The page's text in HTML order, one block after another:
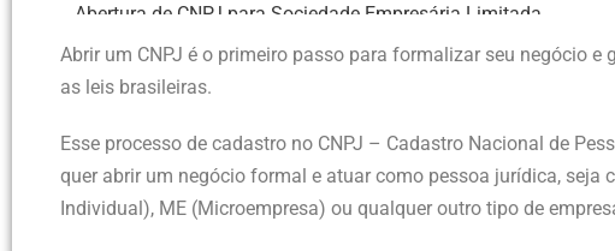
Abertura de CNPJ para Sociedade Empresária Limitada
Como abrir um CNPJ para Empresário Individual
O que fazer com CNPJ Eireli após sua extinção?
Custos e prazos para abrir um CNPJ
Vantagens de formalizar o seu negócio com um CNPJ
Erros comuns ao abrir um CNPJ e como evitá-los
Abrir um CNPJ é o primeiro passo para formalizar seu negócio e
as leis brasileiras.
Esse processo de cadastro no CNPJ – Cadastro Nacional de
quer abrir um negócio formal e atuar como pessoa jurídica, seja
Individual), ME (Microempresa) ou qualquer outro tipo de